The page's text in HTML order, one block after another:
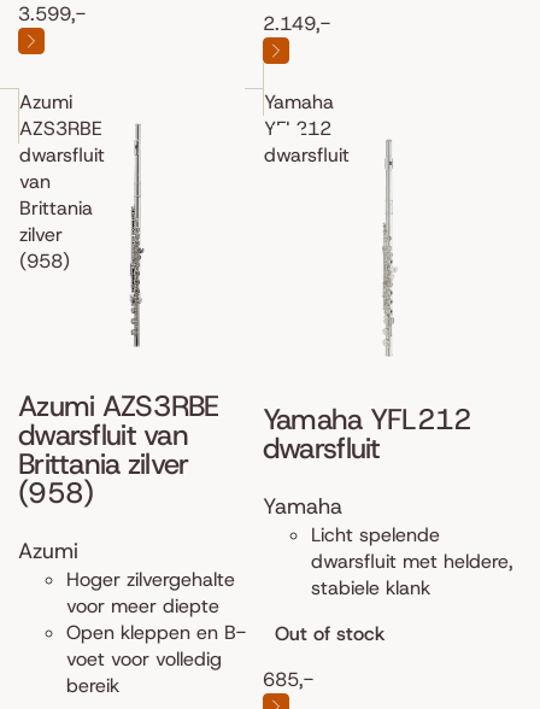
3.599,-
2.149,-
Azumi
AZS3RBE
dwarsfluit
van
Brittania
zilver
(958)
Azumi AZS3RBE
dwarsfluit van
Brittania zilver
(958)
Azumi
Hoger zilvergehalte
voor meer diepte
Open kleppen en B-
voet voor volledig
bereik
Yamaha
YFL212
dwarsfluit
Yamaha YFL212
dwarsfluit
Yamaha
Licht spelende
dwarsfluit met heldere,
stabiele klank
Out of stock
685,-